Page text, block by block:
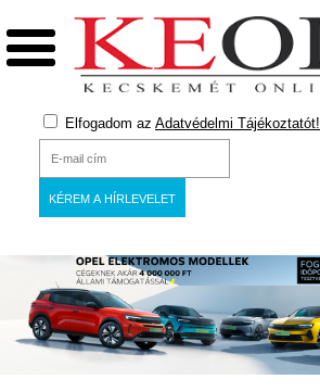
Elfogadom az Adatvédelmi Tájékoztatót!